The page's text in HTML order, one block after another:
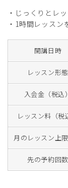
・じっくりとレ
・1時間レッスン
開講日時
レッスン形態
入会金（税込）
レッスン料（税
月のレッスン上
先の予約回数